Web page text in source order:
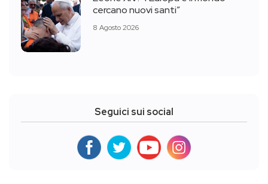
cercano nuovi santi”
8 Agosto 2026
Seguici sui social